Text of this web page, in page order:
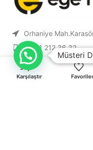
Orhaniye
0 541 212 36 32
Karşılaştır
Müsteri